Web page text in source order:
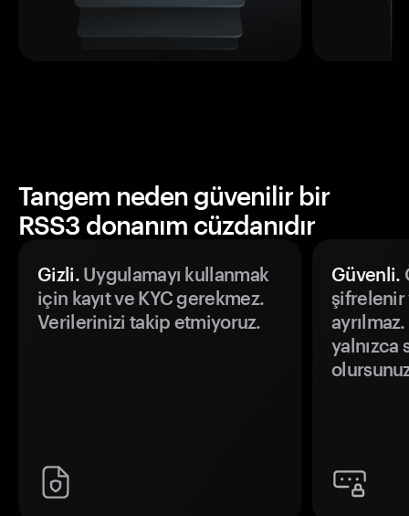
Tangem neden güvenilir bir
RSS3 donanım cüzdanıdır
Gizli.Uygulamayı kullanmak
için kayıt ve KYC gerekmez.
Verilerinizi takip etmiyoruz.
Güvenli.
şifrelenir
yalnızca